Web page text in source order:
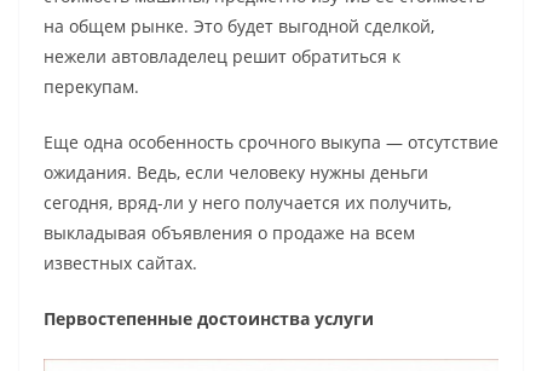
на общем рынке. Это будет выгодной сделкой,
нежели автовладелец решит обратиться к
перекупам.
Еще одна особенность срочного выкупа — отсутствие
ожидания. Ведь, если человеку нужны деньги
сегодня, вряд-ли у него получается их получить,
выкладывая объявления о продаже на всем
известных сайтах.
Первостепенные достоинства услуги